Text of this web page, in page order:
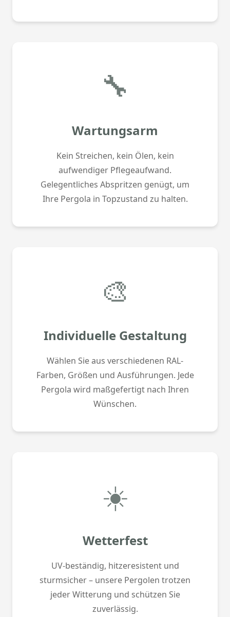
🔧
Wartungsarm
Kein Streichen, kein Ölen, kein
aufwendiger Pflegeaufwand.
Gelegentliches Abspritzen genügt, um
Ihre Pergola in Topzustand zu halten.
🎨
Individuelle Gestaltung
Wählen Sie aus verschiedenen RAL-
Farben, Größen und Ausführungen. Jede
Pergola wird maßgefertigt nach Ihren
Wünschen.
☀️
Wetterfest
UV-beständig, hitzeresistent und
sturmsicher – unsere Pergolen trotzen
jeder Witterung und schützen Sie
zuverlässig.